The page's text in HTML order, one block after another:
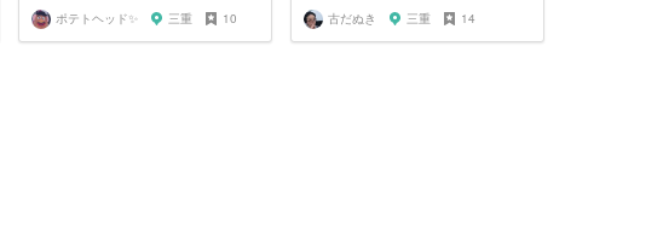
ポテトヘッド✨ 三重 10 古だぬき 三重 14